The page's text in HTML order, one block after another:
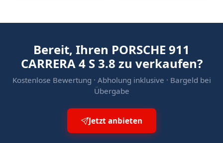
Bereit, Ihren PORSCHE 911
CARRERA 4 S 3.8 zu verkaufen?
Kostenlose Bewertung · Abholung inklusive · Bargeld bei
Übergabe
Jetzt anbieten